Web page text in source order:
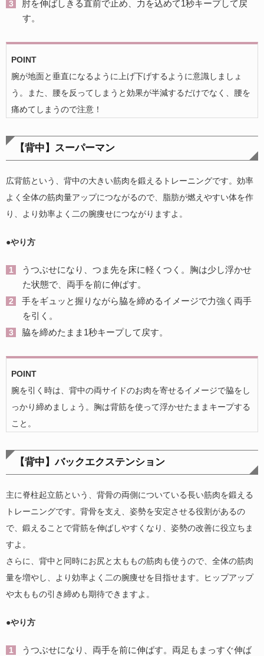
肘を伸ばしきる直前で止め、力を込めて1秒キープして戻
す。
POINT
腕が地面と垂直になるように上げ下げするように意識しましょ
う。また、腰を反ってしまうと効果が半減するだけでなく、腰を
痛めてしまうので注意！
【背中】スーパーマン
広背筋という、背中の大きい筋肉を鍛えるトレーニングです。効率
よく全体の筋肉量アップにつながるので、脂肪が燃えやすい体を作
り、より効率よく二の腕痩せにつながりますよ。
●やり方
うつぶせになり、つま先を床に軽くつく。胸は少し浮かせ
た状態で、両手を前に伸ばす。
手をギュッと握りながら脇を締めるイメージで力強く両手
を引く。
脇を締めたまま1秒キープして戻す。
POINT
腕を引く時は、背中の両サイドのお肉を寄せるイメージで脇をし
っかり締めましょう。胸は背筋を使って浮かせたままキープする
こと。
【背中】バックエクステンション
主に脊柱起立筋という、背骨の両側についている長い筋肉を鍛える
トレーニングです。背骨を支え、姿勢を安定させる役割があるの
で、鍛えることで背筋を伸ばしやすくなり、姿勢の改善に役立ちま
すよ。
さらに、背中と同時にお尻と太ももの筋肉も使うので、全体の筋肉
量を増やし、より効率よく二の腕痩せを目指せます。ヒップアップ
や太ももの引き締めも期待できますよ。
●やり方
うつぶせになり、両手を前に伸ばす。両足もまっすぐ伸ば